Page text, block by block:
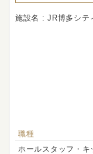
施設名 : JR博多シテ
職種
ホールスタッフ・キ